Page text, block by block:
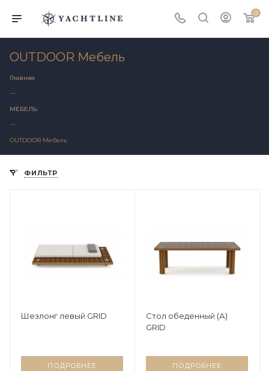
0
OUTDOOR Мебель
Главная
—
МЕБЕЛЬ
—
OUTDOOR Мебель
ФИЛЬТР
Шезлонг левый GRID
ПОДРОБНЕЕ
Стол обеденный (А)
GRID
ПОДРОБНЕЕ